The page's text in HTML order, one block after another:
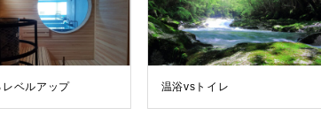
ベルアップ 温浴vsトイレ